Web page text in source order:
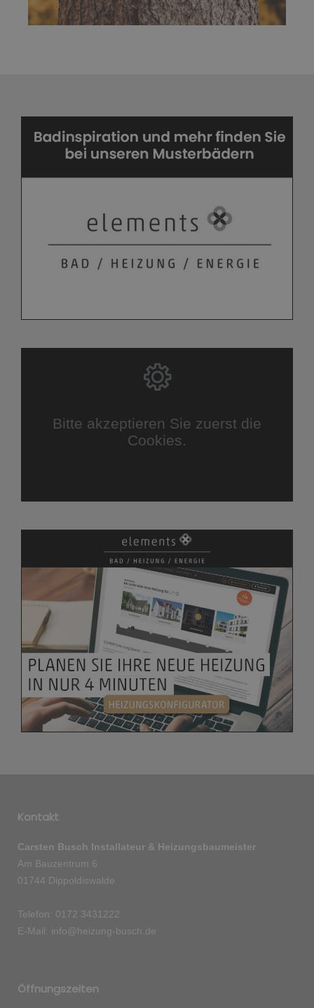
Bitte akzeptieren Sie zuerst die
Cookies.
Kontakt
Carsten Busch Installateur & Heizungsbaumeister
Am Bauzentrum 6
01744 Dippoldiswalde
Telefon: 0172 3431222
E-Mail: info@heizung-busch.de
Öffnungszeiten